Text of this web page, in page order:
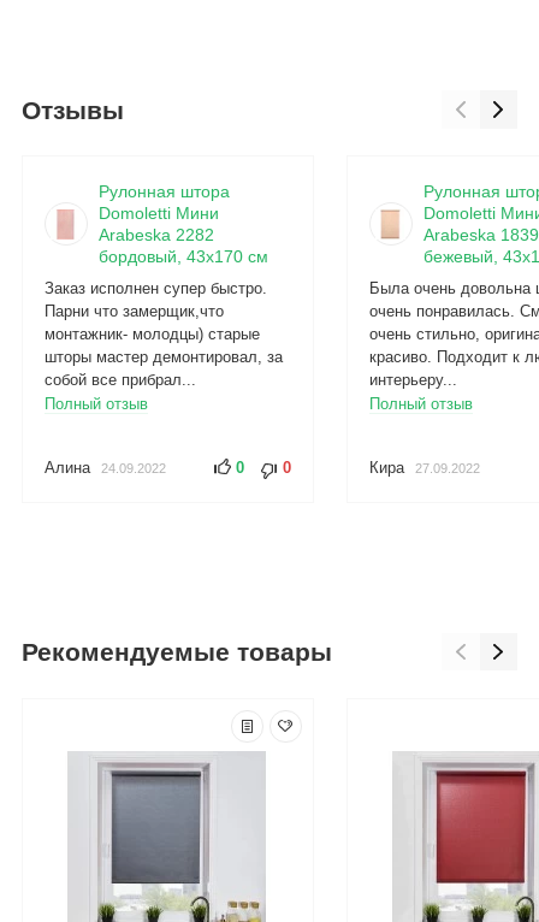
Отзывы
Рулонная штора
Domoletti Мини
Arabeska 2282
бордовый, 43x170 см
Заказ исполнен супер быстро.
Парни что замерщик,что
монтажник- молодцы) старые
шторы мастер демонтировал, за
собой все прибрал...
Полный отзыв
Алина 24.09.2022 0 0
Рулонная
Domoletti
Arabeska
бежевый,
Была очень довольна
очень понравилась.
очень стильно,
красиво. Подходит к
интерьеру...
Полный отзыв
Кира 27.09.2022
Рекомендуемые товары